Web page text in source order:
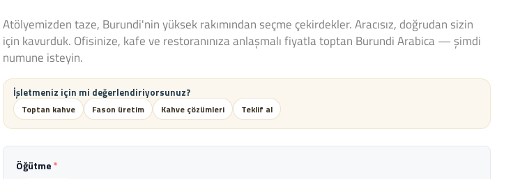
Atölyemizden taze, Burundi'nin yüksek rakımından seçme çekirdekler. Aracısız, doğrudan sizin
için kavurduk. Ofisinize, kafe ve restoranınıza anlaşmalı fiyatla toptan Burundi Arabica — şimdi
numune isteyin.
İşletmeniz için mi değerlendiriyorsunuz?
Toptan kahve Fason üretim Kahve çözümleri Teklif al
Öğütme*